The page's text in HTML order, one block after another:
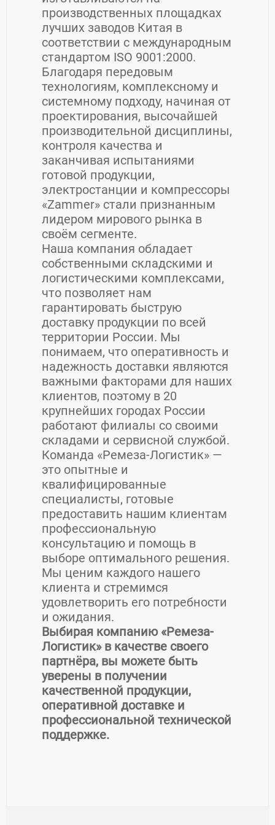
производственных площадках
лучших заводов Китая в
соответствии с международным
стандартом ISO 9001:2000.
Благодаря передовым
технологиям, комплексному и
системному подходу, начиная от
проектирования, высочайшей
производительной дисциплины,
контроля качества и
заканчивая испытаниями
готовой продукции,
электростанции и компрессоры
«Zammer» стали признанным
лидером мирового рынка в
своём сегменте.
Наша компания обладает
собственными складскими и
логистическими комплексами,
что позволяет нам
гарантировать быструю
доставку продукции по всей
территории России. Мы
понимаем, что оперативность и
надежность доставки являются
важными факторами для наших
клиентов, поэтому в 20
крупнейших городах России
работают филиалы со своими
складами и сервисной службой.
Команда «Ремеза-Логистик» —
это опытные и
квалифицированные
специалисты, готовые
предоставить нашим клиентам
профессиональную
консультацию и помощь в
выборе оптимального решения.
Мы ценим каждого нашего
клиента и стремимся
удовлетворить его потребности
и ожидания.
Выбирая компанию «Ремеза-
Логистик» в качестве своего
партнёра, вы можете быть
уверены в получении
качественной продукции,
оперативной доставке и
профессиональной технической
поддержке.